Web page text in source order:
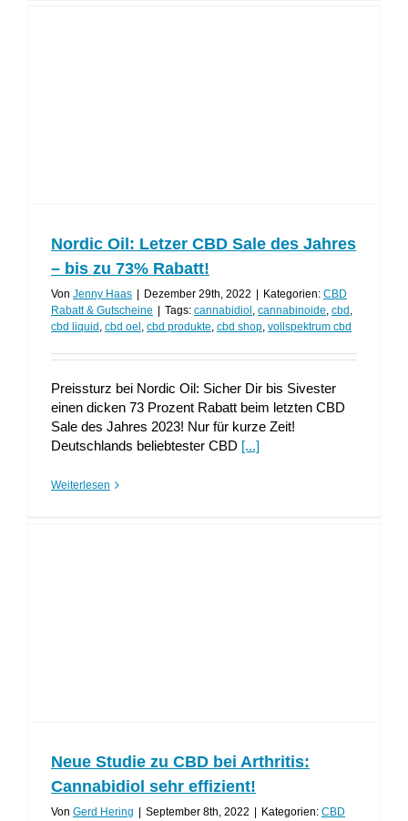
Nordic Oil: Letzer CBD Sale des Jahres
– bis zu 73% Rabatt!
Von Jenny Haas Dezember 29th, 2022 Kategorien: CBD
Rabatt & Gutscheine
Tags: cannabidiol , cannabinoide, cbd ,
cbd liquid , cbd oel , cbd produkte, cbd shop, vollspektrum cbd
Preissturz bei Nordic Oil: Sicher Dir bis Sivester
einen dicken 73 Prozent Rabatt beim letzten CBD
Sale des Jahres 2023! Nur für kurze Zeit!
Deutschlands beliebtester CBD [...]
Weiterlesen
Neue Studie zu CBD bei Arthritis:
Cannabidiol sehr effizient!
Von Gerd Hering September 8th, 2022 Kategorien: CBD